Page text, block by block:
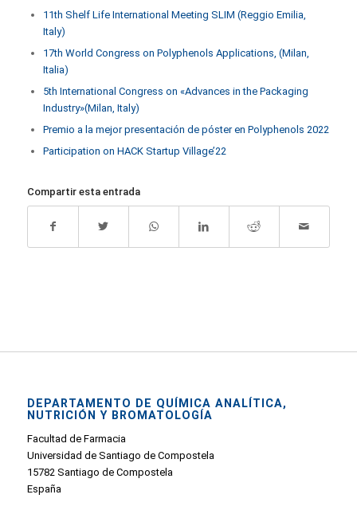
11th Shelf Life International Meeting SLIM (Reggio Emilia,
Italy)
17th World Congress on Polyphenols Applications, (Milan,
Italia)
5th International Congress on «Advances in the Packaging
Industry»(Milan, Italy)
Premio a la mejor presentación de póster en Polyphenols 2022
Participation on HACK Startup Village’22
Compartir esta entrada
DEPARTAMENTO DE QUÍMICA ANALÍTICA,
NUTRICIÓN Y BROMATOLOGÍA
Facultad de Farmacia
Universidad de Santiago de Compostela
15782 Santiago de Compostela
España